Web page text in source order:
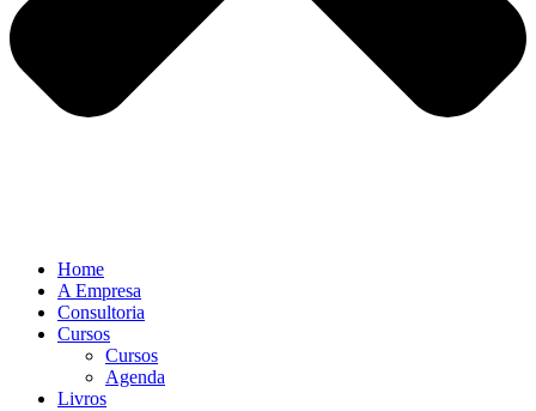
Home
A Empresa
Consultoria
Cursos
Cursos
Agenda
Livros